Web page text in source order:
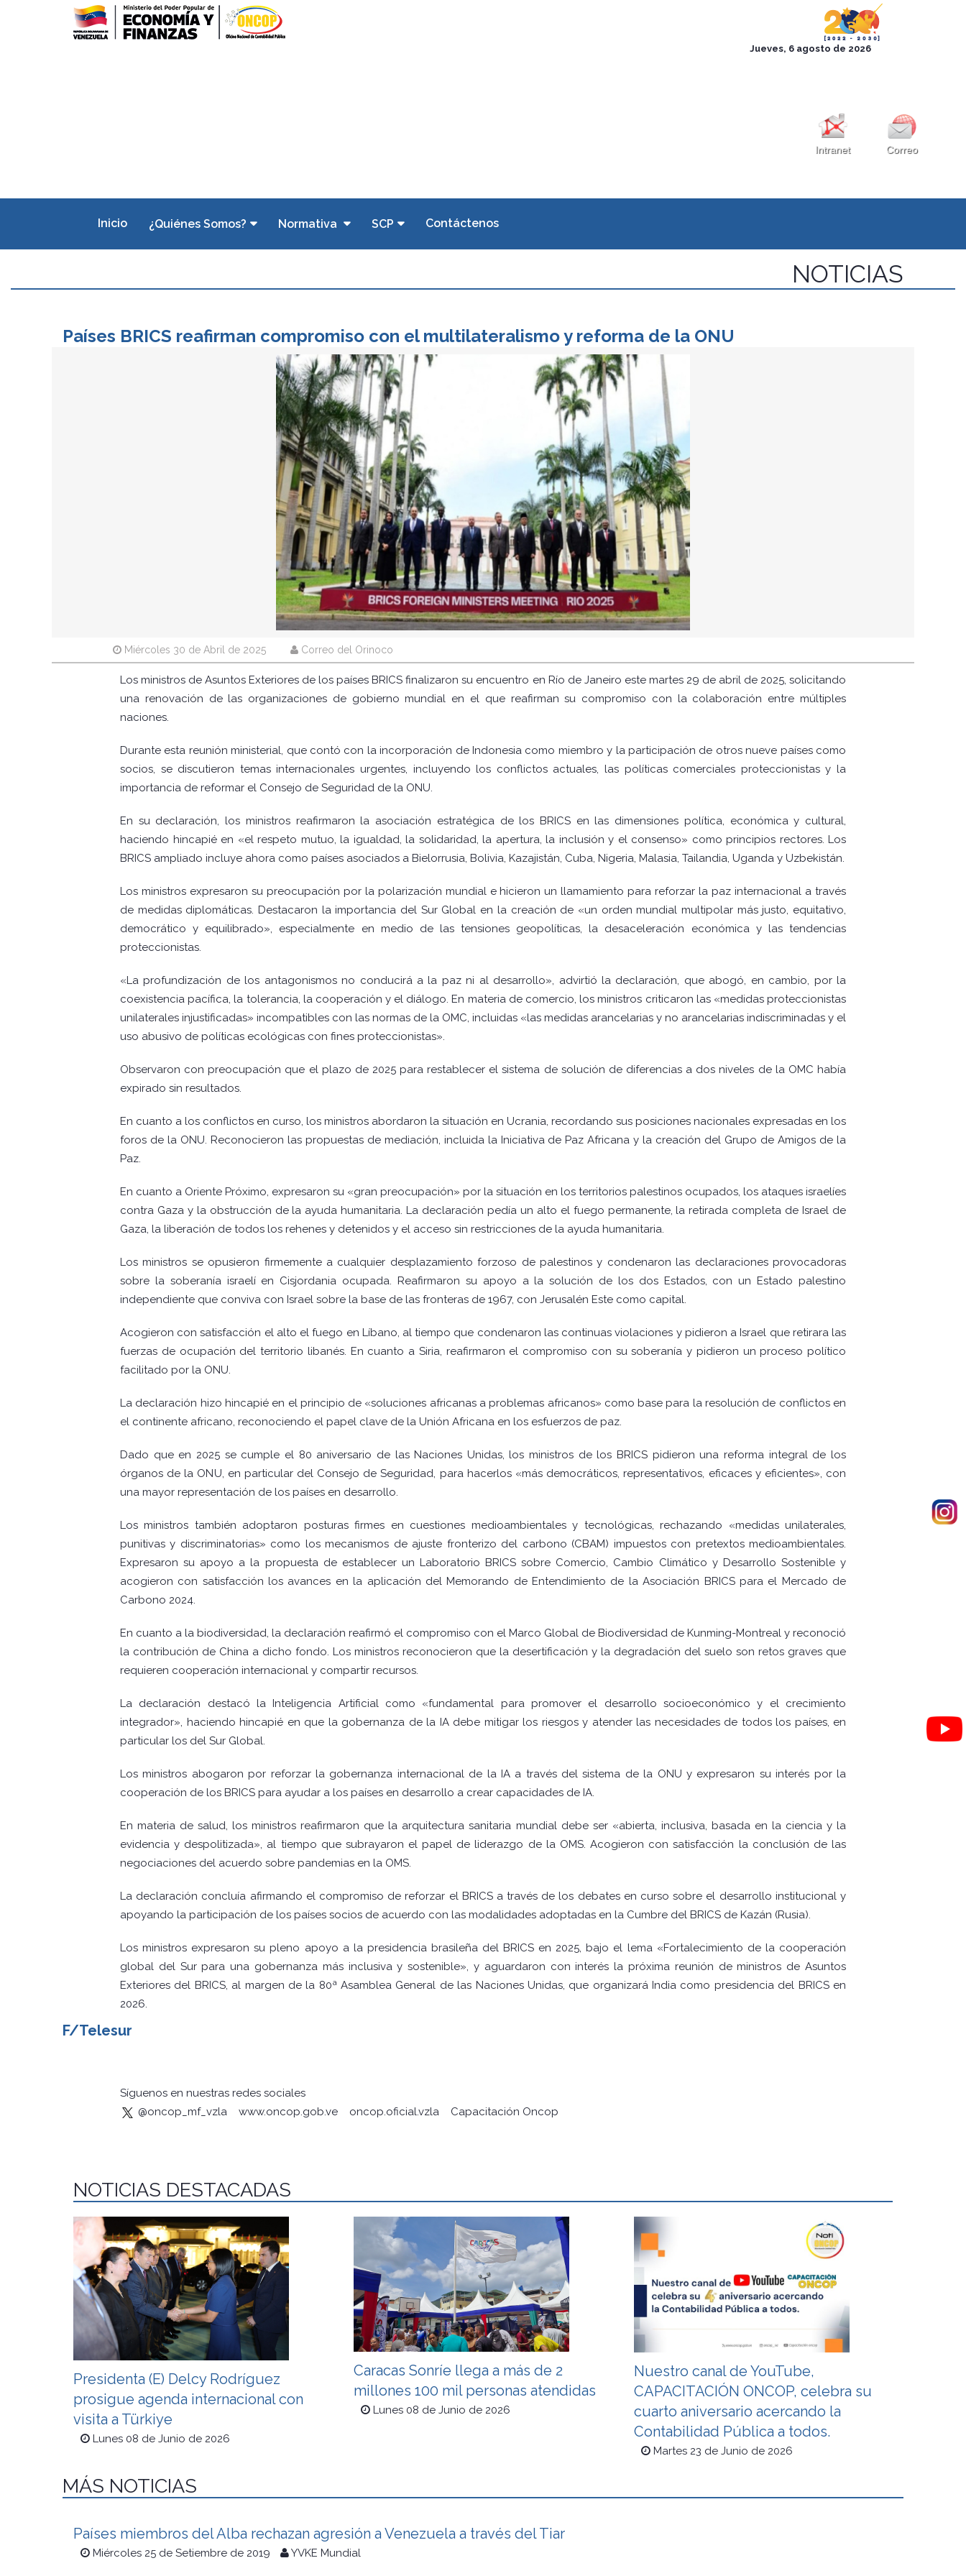
Correo
Intranet
Inicio ¿Quiénes Somos? Normativa SCP Contáctenos
NOTICIAS
Países BRICS reafirman compromiso con el multilateralismo y reforma de la ONU
Miércoles 30 de Abril de 2025 Correo del Orinoco
Los ministros de Asuntos Exteriores de los países BRICS finalizaron su encuentro en Río de Janeiro este martes 29 de abril de 2025, solicitando
una renovación de las organizaciones de gobierno mundial en el que reafirman su compromiso con la colaboración entre múltiples
naciones.
Durante esta reunión ministerial, que contó con la incorporación de Indonesia como miembro y la participación de otros nueve países como
socios, se discutieron temas internacionales urgentes, incluyendo los conflictos actuales, las políticas comerciales proteccionistas y la
importancia de reformar el Consejo de Seguridad de la ONU.
En su declaración, los ministros reafirmaron la asociación estratégica de los BRICS en las dimensiones política, económica y cultural,
haciendo hincapié en «el respeto mutuo, la igualdad, la solidaridad, la apertura, la inclusión y el consenso» como principios rectores. Los
BRICS ampliado incluye ahora como países asociados a Bielorrusia, Bolivia, Kazajistán, Cuba, Nigeria, Malasia, Tailandia, Uganda y Uzbekistán.
Los ministros expresaron su preocupación por la polarización mundial e hicieron un llamamiento para reforzar la paz internacional a través
de medidas diplomáticas. Destacaron la importancia del Sur Global en la creación de «un orden mundial multipolar más justo, equitativo,
democrático y equilibrado», especialmente en medio de las tensiones geopolíticas, la desaceleración económica y las tendencias
proteccionistas.
«La profundización de los antagonismos no conducirá a la paz ni al desarrollo», advirtió la declaración, que abogó, en cambio, por la
coexistencia pacífica, la tolerancia, la cooperación y el diálogo. En materia de comercio, los ministros criticaron las «medidas proteccionistas
unilaterales injustificadas» incompatibles con las normas de la OMC, incluidas «las medidas arancelarias y no arancelarias indiscriminadas y el
uso abusivo de políticas ecológicas con fines proteccionistas».
Observaron con preocupación que el plazo de 2025 para restablecer el sistema de solución de diferencias a dos niveles de la OMC había
expirado sin resultados.
En cuanto a los conflictos en curso, los ministros abordaron la situación en Ucrania, recordando sus posiciones nacionales expresadas en los
foros de la ONU. Reconocieron las propuestas de mediación, incluida la Iniciativa de Paz Africana y la creación del Grupo de Amigos de la
Paz.
En cuanto a Oriente Próximo, expresaron su «gran preocupación» por la situación en los territorios palestinos ocupados, los ataques israelíes
contra Gaza y la obstrucción de la ayuda humanitaria. La declaración pedía un alto el fuego permanente, la retirada completa de Israel de
Gaza, la liberación de todos los rehenes y detenidos y el acceso sin restricciones de la ayuda humanitaria.
Los ministros se opusieron firmemente a cualquier desplazamiento forzoso de palestinos y condenaron las declaraciones provocadoras
sobre la soberanía israelí en Cisjordania ocupada. Reafirmaron su apoyo a la solución de los dos Estados, con un Estado palestino
independiente que conviva con Israel sobre la base de las fronteras de 1967, con Jerusalén Este como capital.
Acogieron con satisfacción el alto el fuego en Líbano, al tiempo que condenaron las continuas violaciones y pidieron a Israel que retirara las
fuerzas de ocupación del territorio libanés. En cuanto a Siria, reafirmaron el compromiso con su soberanía y pidieron un proceso político
facilitado por la ONU.
La declaración hizo hincapié en el principio de «soluciones africanas a problemas africanos» como base para la resolución de conflictos en
el continente africano, reconociendo el papel clave de la Unión Africana en los esfuerzos de paz.
Dado que en 2025 se cumple el 80 aniversario de las Naciones Unidas, los ministros de los BRICS pidieron una reforma integral de los
órganos de la ONU, en particular del Consejo de Seguridad, para hacerlos «más democráticos, representativos, eficaces y eficientes», con
una mayor representación de los países en desarrollo.
Los ministros también adoptaron posturas firmes en cuestiones medioambientales y tecnológicas, rechazando «medidas unilaterales,
punitivas y discriminatorias» como los mecanismos de ajuste fronterizo del carbono (CBAM) impuestos con pretextos medioambientales.
Expresaron su apoyo a la propuesta de establecer un Laboratorio BRICS sobre Comercio, Cambio Climático y Desarrollo Sostenible y
acogieron con satisfacción los avances en la aplicación del Memorando de Entendimiento de la Asociación BRICS para el Mercado de
Carbono 2024.
En cuanto a la biodiversidad, la declaración reafirmó el compromiso con el Marco Global de Biodiversidad de Kunming-Montreal y reconoció
la contribución de China a dicho fondo. Los ministros reconocieron que la desertificación y la degradación del suelo son retos graves que
requieren cooperación internacional y compartir recursos.
La declaración destacó la Inteligencia Artificial como «fundamental para promover el desarrollo socioeconómico y el crecimiento
integrador», haciendo hincapié en que la gobernanza de la IA debe mitigar los riesgos y atender las necesidades de todos los países, en
particular los del Sur Global.
Los ministros abogaron por reforzar la gobernanza internacional de la IA a través del sistema de la ONU y expresaron su interés por la
cooperación de los BRICS para ayudar a los países en desarrollo a crear capacidades de IA.
En materia de salud, los ministros reafirmaron que la arquitectura sanitaria mundial debe ser «abierta, inclusiva, basada en la ciencia y la
evidencia y despolitizada», al tiempo que subrayaron el papel de liderazgo de la OMS. Acogieron con satisfacción la conclusión de las
negociaciones del acuerdo sobre pandemias en la OMS.
La declaración concluía afirmando el compromiso de reforzar el BRICS a través de los debates en curso sobre el desarrollo institucional y
apoyando la participación de los países socios de acuerdo con las modalidades adoptadas en la Cumbre del BRICS de Kazán (Rusia).
Los ministros expresaron su pleno apoyo a la presidencia brasileña del BRICS en 2025, bajo el lema «Fortalecimiento de la cooperación
global del Sur para una gobernanza más inclusiva y sostenible», y aguardaron con interés la próxima reunión de ministros de Asuntos
Exteriores del BRICS, al margen de la 80ª Asamblea General de las Naciones Unidas, que organizará India como presidencia del BRICS en
2026.
F/Telesur
Síguenos en nuestras redes sociales
@oncop_mf_vzla
www.oncop.gob.ve oncop.oficial.vzla Capacitación Oncop
NOTICIAS DESTACADAS
Presidenta (E) Delcy Rodríguez
prosigue agenda internacional con
visita a Türkiye
Lunes 08 de Junio de 2026
Caracas Sonríe llega a más de 2
millones 100 mil personas atendidas
Lunes 08 de Junio de 2026
Nuestro canal de YouTube,
CAPACITACIÓN ONCOP, celebra su
cuarto aniversario acercando la
Contabilidad Pública a todos.
Martes 23 de Junio de 2026
MÁS NOTICIAS
Países miembros del Alba rechazan agresión a Venezuela a través del Tiar
Miércoles 25 de Setiembre de 2019 YVKE Mundial